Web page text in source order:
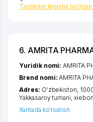
Tashkilot tegishli bo'lgan
6. AMRITA
Yuridik nomi:AMRITA
Brend nomi:AMRITA
Adres: O'zbekiston,
Yakkasaroy tumani,
Xaritada ko'rsatish